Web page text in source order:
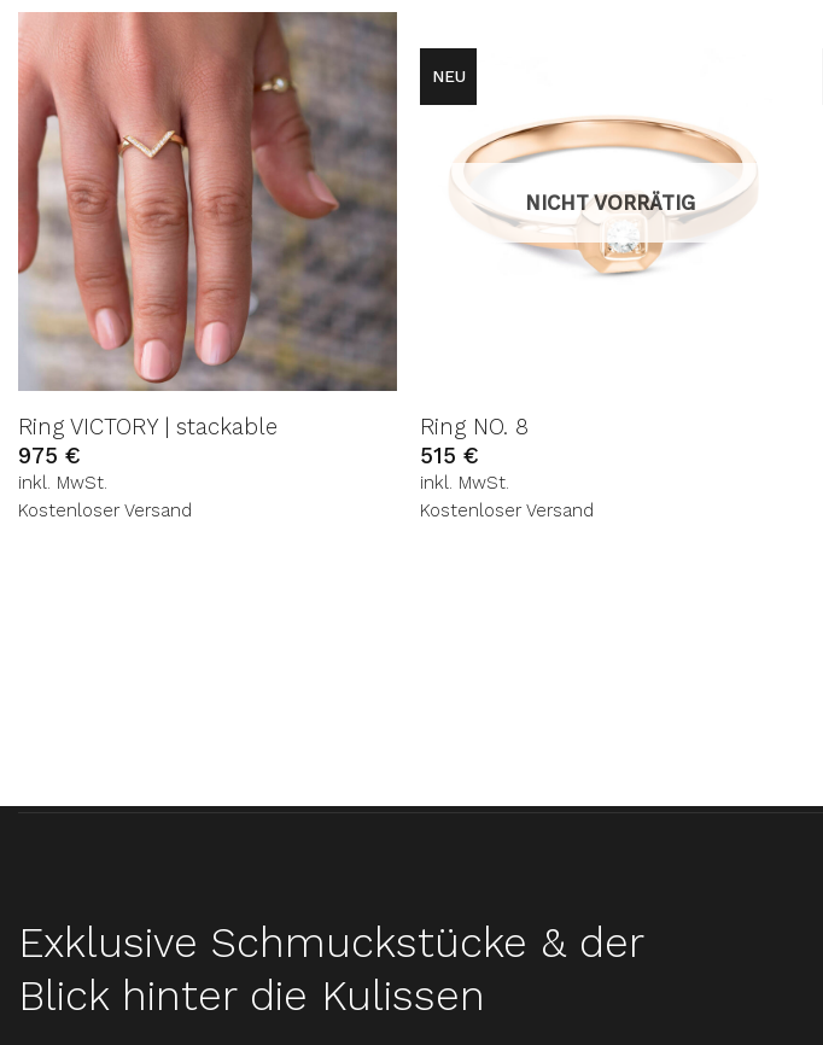
AUF DIE
WUNSCHLISTE
Ring VICTORY | stackable
975 €
inkl. MwSt.
Kostenloser Versand
NEU
NICHT VORRÄTIG
Ring NO. 8
515€
inkl. MwSt.
Kostenloser Versand
Exklusive Schmuckstücke & der
Blick hinter die Kulissen